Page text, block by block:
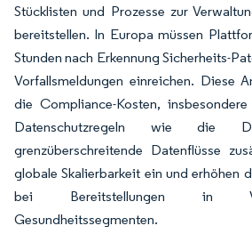
Stücklisten und Prozesse zur
bereitstellen. In Europa müssen
Stunden nach Erkennung Sicherheits-
Vorfallsmeldungen einreichen. Diese
die Compliance-Kosten,
Datenschutzregeln wie die
grenzüberschreitende Datenflüsse
globale Skalierbarkeit ein und erhöhen
bei Bereitstellungen in
Gesundheitssegmenten.